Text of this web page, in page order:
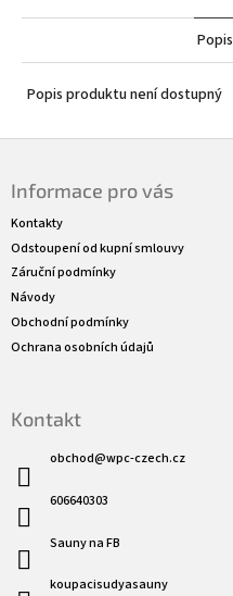
Popis
Popis produktu není dostupný
Informace pro vás
Kontakty
Odstoupení od kupní smlouvy
Záruční podmínky
Návody
Obchodní podmínky
Ochrana osobních údajů
Kontakt
obchod@wpc-czech.cz
606640303
Sauny na FB
koupacisudyasauny